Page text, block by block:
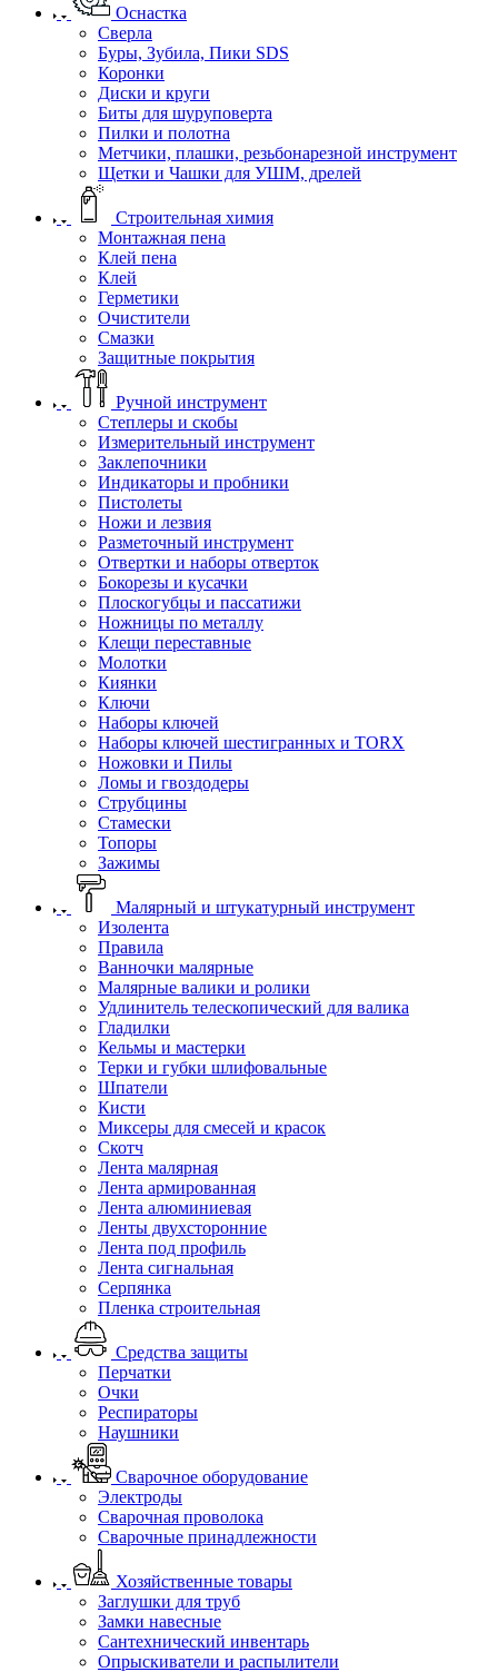
Оснастка
Сверла
Буры, Зубила, Пики SDS
Коронки
Диски и круги
Биты для шуруповерта
Пилки и полотна
Метчики, плашки, резьбонарезной инструмент
Щетки и Чашки для УШМ, дрелей
Строительная химия
Монтажная пена
Клей пена
Клей
Герметики
Очистители
Смазки
Защитные покрытия
Ручной инструмент
Степлеры и скобы
Измерительный инструмент
Заклепочники
Индикаторы и пробники
Пистолеты
Ножи и лезвия
Разметочный инструмент
Отвертки и наборы отверток
Бокорезы и кусачки
Плоскогубцы и пассатижи
Ножницы по металлу
Клещи переставные
Молотки
Киянки
Ключи
Наборы ключей
Наборы ключей шестигранных и TORX
Ножовки и Пилы
Ломы и гвоздодеры
Струбцины
Стамески
Топоры
Зажимы
Малярный и штукатурный инструмент
Изолента
Правила
Ванночки малярные
Малярные валики и ролики
Удлинитель телескопический для валика
Гладилки
Кельмы и мастерки
Терки и губки шлифовальные
Шпатели
Кисти
Миксеры для смесей и красок
Скотч
Лента малярная
Лента армированная
Лента алюминиевая
Ленты двухсторонние
Лента под профиль
Лента сигнальная
Серпянка
Пленка строительная
Средства защиты
Перчатки
Очки
Респираторы
Наушники
Сварочное оборудование
Электроды
Сварочная проволока
Сварочные принадлежности
Хозяйственные товары
Заглушки для труб
Замки навесные
Сантехнический инвентарь
Опрыскиватели и распылители